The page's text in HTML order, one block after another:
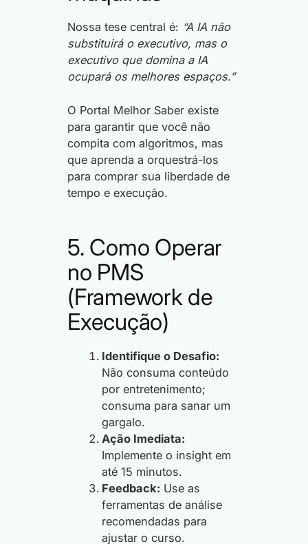
Nossa tese central é: “A IA não
substituirá o executivo, mas o
executivo que domina a IA
ocupará os melhores espaços.”
O Portal Melhor Saber existe
para garantir que você não
compita com algoritmos, mas
que aprenda a orquestrá-los
para comprar sua liberdade de
tempo e execução.
5. Como Operar
no PMS
(Framework de
Execução)
Identifique o Desafio:
Não consuma conteúdo
por entretenimento;
consuma para sanar um
gargalo.
Ação Imediata:
Implemente o insight em
até 15 minutos.
Feedback: Use as
ferramentas de análise
recomendadas para
ajustar o curso.